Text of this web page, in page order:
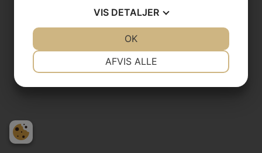
VIS DETALJER
AFVIS ALLE
OK